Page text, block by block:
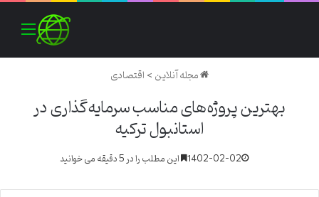
مجله آنلاین>اقتصادی
بهترین پروژه‌های مناسب سرمایه‌گذاری در
استانبول ترکیه
1402-02-02 این مطلب را در 5 دقیقه می خوانید